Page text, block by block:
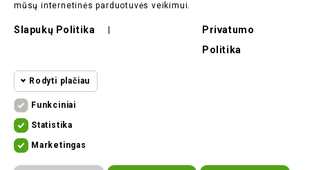
mūsų internetinės parduotuvės veikimui.
Slapukų Politika
Privatumo
Politika
Rodyti plačiau
Statistikos
slapukai
Funkciniai
Statistika
Marketingas